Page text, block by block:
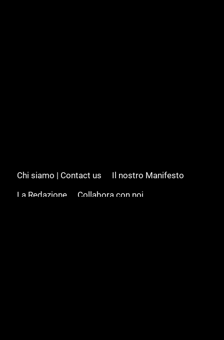
Chi siamo | Contact us
Il nostro Manifesto
La Redazione
Collabora con noi